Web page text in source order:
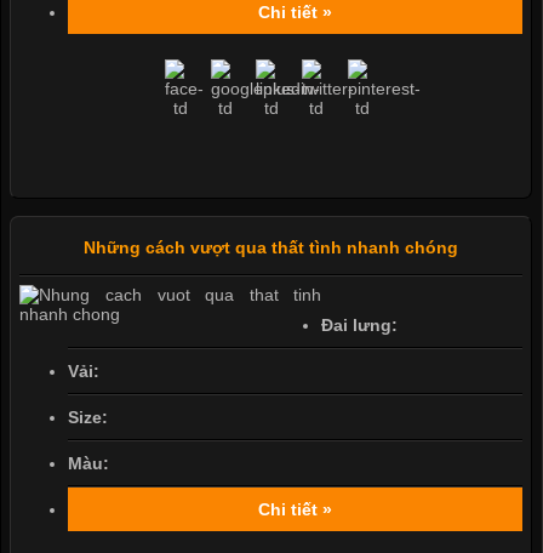
Chi tiết »
Những cách vượt qua thất tình nhanh chóng
Đai lưng:
Vải:
Size:
Màu:
Chi tiết »